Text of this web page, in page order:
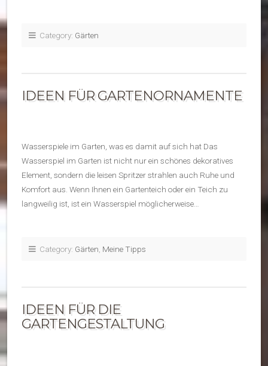
Category: Gärten
IDEEN FÜR GARTENORNAMENTE
Wasserspiele im Garten, was es damit auf sich hat Das
Wasserspiel im Garten ist nicht nur ein schönes dekoratives
Element, sondern die leisen Spritzer strahlen auch Ruhe und
Komfort aus. Wenn Ihnen ein Gartenteich oder ein Teich zu
langweilig ist, ist ein Wasserspiel möglicherweise…
Category: Gärten Meine Tipps
IDEEN FÜR DIE
GARTENGESTALTUNG